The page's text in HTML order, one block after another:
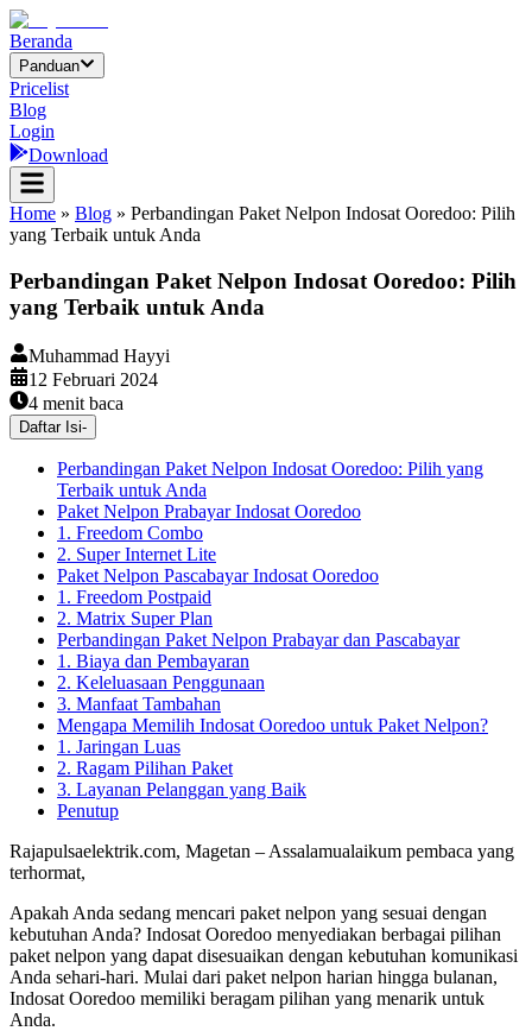
Beranda
Panduan
Pricelist
Blog
Login
Download
Home » Blog » Perbandingan Paket Nelpon Indosat Ooredoo: Pilih
yang Terbaik untuk Anda
Perbandingan Paket Nelpon Indosat Ooredoo: Pilih
yang Terbaik untuk Anda
Muhammad Hayyi
12 Februari 2024
4 menit baca
Daftar Isi-
Perbandingan Paket Nelpon Indosat Ooredoo: Pilih yang
Terbaik untuk Anda
Paket Nelpon Prabayar Indosat Ooredoo
1. Freedom Combo
2. Super Internet Lite
Paket Nelpon Pascabayar Indosat Ooredoo
1. Freedom Postpaid
2. Matrix Super Plan
Perbandingan Paket Nelpon Prabayar dan Pascabayar
1. Biaya dan Pembayaran
2. Keleluasaan Penggunaan
3. Manfaat Tambahan
Mengapa Memilih Indosat Ooredoo untuk Paket Nelpon?
1. Jaringan Luas
2. Ragam Pilihan Paket
3. Layanan Pelanggan yang Baik
Penutup
Rajapulsaelektrik.com, Magetan – Assalamualaikum pembaca yang
terhormat,
Apakah Anda sedang mencari paket nelpon yang sesuai dengan
kebutuhan Anda? Indosat Ooredoo menyediakan berbagai pilihan
paket nelpon yang dapat disesuaikan dengan kebutuhan komunikasi
Anda sehari-hari. Mulai dari paket nelpon harian hingga bulanan,
Indosat Ooredoo memiliki beragam pilihan yang menarik untuk
Anda.